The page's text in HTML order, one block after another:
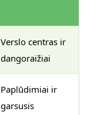
Verslo centras ir
dangoraižiai
Paplūdimiai ir
garsusis